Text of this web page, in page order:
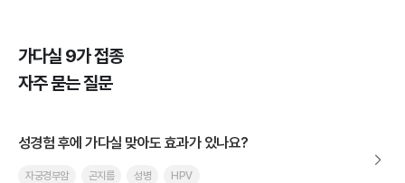
가다실 9가 접종
자주 묻는 질문
성경험 후에 가다실 맞아도 효과가 있나요?
자궁경부암 곤지름 성병 HPV